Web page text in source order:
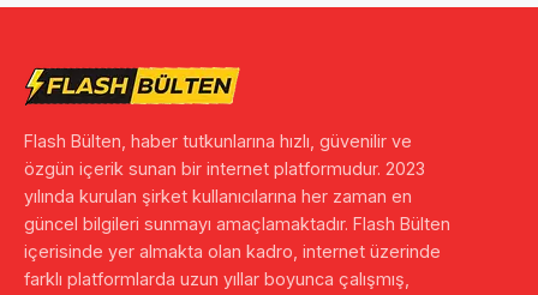
Flash Bülten, haber tutkunlarına hızlı, güvenilir ve
özgün içerik sunan bir internet platformudur. 2023
yılında kurulan şirket kullanıcılarına her zaman en
güncel bilgileri sunmayı amaçlamaktadır. Flash Bülten
içerisinde yer almakta olan kadro, internet üzerinde
farklı platformlarda uzun yıllar boyunca çalışmış,